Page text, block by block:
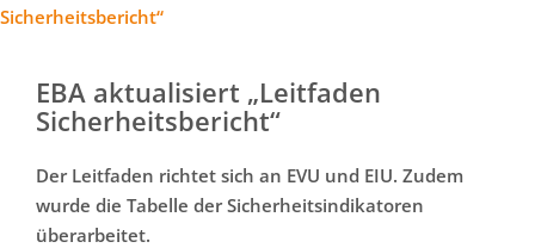
Sicherheitsbericht“
EBA aktualisiert „Leitfaden
Sicherheitsbericht“
Der Leitfaden richtet sich an EVU und EIU. Zudem
wurde die Tabelle der Sicherheitsindikatoren
überarbeitet.